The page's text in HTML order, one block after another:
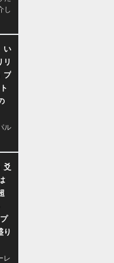
し
い
リ
プ
ル
爻
り
レ